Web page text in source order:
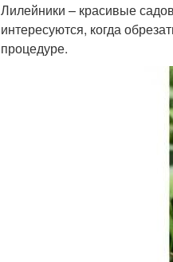
Лилейники – красивые
интересуются, когда
процедуре.